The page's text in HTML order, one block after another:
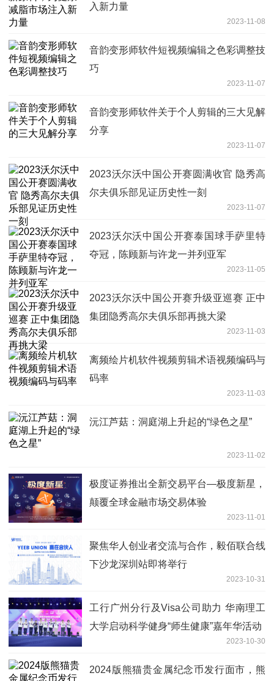
入新力量
2023-11-08
音韵变形师软件短视频编辑之色彩调整技
巧
2023-11-07
音韵变形师软件关于个人剪辑的三大见解
分享
2023-11-07
2023沃尔沃中国公开赛圆满收官 隐秀高
尔夫俱乐部见证历史性一刻
2023-11-07
2023沃尔沃中国公开赛泰国球手萨里特
夺冠，陈顾新与许龙一并列亚军
2023-11-05
2023沃尔沃中国公开赛升级亚巡赛 正中
集团隐秀高尔夫俱乐部再挑大梁
2023-11-03
离频绘片机软件视频剪辑术语视频编码与
码率
2023-11-03
沅江芦菇：洞庭湖上升起的“绿色之星”
2023-11-02
极度证券推出全新交易平台—极度新星，
颠覆全球金融市场交易体验
2023-11-01
聚焦华人创业者交流与合作，毅佰联合线
下沙龙深圳站即将举行
2023-10-31
工行广州分行及Visa公司助力 华南理工
大学启动科学健身“师生健康”嘉年华活动
2023-10-30
2024版熊猫贵金属纪念币发行面市，熊